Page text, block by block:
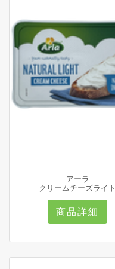
アーラ
クリームチーズライト
商品詳細